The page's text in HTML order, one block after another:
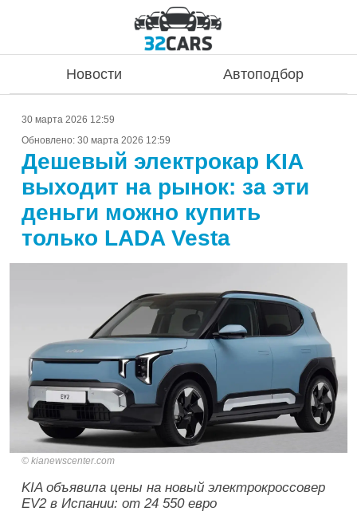
Новости Автоподбор
30 марта 2026 12:59
Обновлено: 30 марта 2026 12:59
Дешевый электрокар KIA
выходит на рынок: за эти
деньги можно купить
только LADA Vesta
kianewscenter.com
KIA объявила цены на новый электрокроссовер
EV2 в Испании: от 24 550 евро